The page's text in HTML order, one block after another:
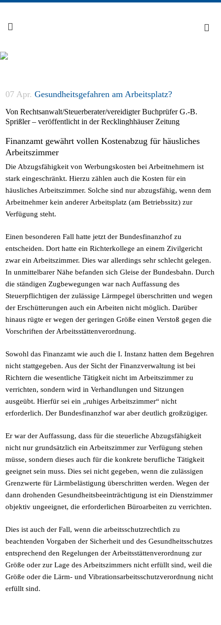
07 Apr. Gesundheitsgefahren am Arbeitsplatz?
Von Rechtsanwalt/Steuerberater/vereidigter Buchprüfer G.-B.
Sprißler – veröffentlicht in der Recklinghhäuser Zeitung
Finanzamt gewährt vollen Kostenabzug für häusliches
Arbeitszimmer
Die Abzugsfähigkeit von Werbungskosten bei Arbeitnehmern ist
stark eingeschränkt. Hierzu zählen auch die Kosten für ein
häusliches Arbeitszimmer. Solche sind nur abzugsfähig, wenn dem
Arbeitnehmer kein anderer Arbeitsplatz (am Betriebssitz) zur
Verfügung steht.
Einen besonderen Fall hatte jetzt der Bundesfinanzhof zu
entscheiden. Dort hatte ein Richterkollege an einem Zivilgericht
zwar ein Arbeitszimmer. Dies war allerdings sehr schlecht gelegen.
In unmittelbarer Nähe befanden sich Gleise der Bundesbahn. Durch
die ständigen Zugbewegungen war nach Auffassung des
Steuerpflichtigen der zulässige Lärmpegel überschritten und wegen
der Erschütterungen auch ein Arbeiten nicht möglich. Darüber
hinaus rügte er wegen der geringen Größe einen Verstoß gegen die
Vorschriften der Arbeitsstättenverordnung.
Sowohl das Finanzamt wie auch die I. Instanz hatten dem Begehren
nicht stattgegeben. Aus der Sicht der Finanzverwaltung ist bei
Richtern die wesentliche Tätigkeit nicht im Arbeitszimmer zu
verrichten, sondern wird in Verhandlungen und Sitzungen
ausgeübt. Hierfür sei ein „ruhiges Arbeitszimmer“ nicht
erforderlich. Der Bundesfinanzhof war aber deutlich großzügiger.
Er war der Auffassung, dass für die steuerliche Abzugsfähigkeit
nicht nur grundsätzlich ein Arbeitszimmer zur Verfügung stehen
müsse, sondern dieses auch für die konkrete berufliche Tätigkeit
geeignet sein muss. Dies sei nicht gegeben, wenn die zulässigen
Grenzwerte für Lärmbelästigung überschritten werden. Wegen der
dann drohenden Gesundheitsbeeinträchtigung ist ein Dienstzimmer
objektiv ungeeignet, die erforderlichen Büroarbeiten zu verrichten.
Dies ist auch der Fall, wenn die arbeitsschutzrechtlich zu
beachtenden Vorgaben der Sicherheit und des Gesundheitsschutzes
entsprechend den Regelungen der Arbeitsstättenverordnung zur
Größe oder zur Lage des Arbeitszimmers nicht erfüllt sind, weil die
Größe oder die Lärm- und Vibrationsarbeitsschutzverordnung nicht
erfüllt sind.